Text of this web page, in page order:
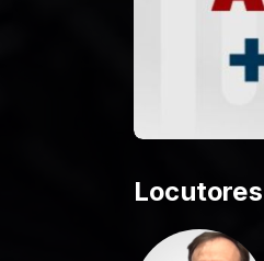
Locutores